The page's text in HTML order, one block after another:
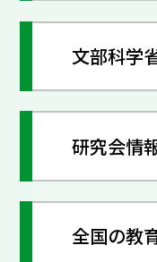
文部科学
研究会情
全国の教